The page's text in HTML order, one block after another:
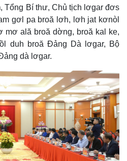
Tổng Bí thư, Chủ tịch lơgar đơs
gơl pa broă lơh, lơh jat kơnòl
mơ ală broă dờng, broă kal ke,
duh broă Đảng Dà lơgar, Bộ
dà lơgar.